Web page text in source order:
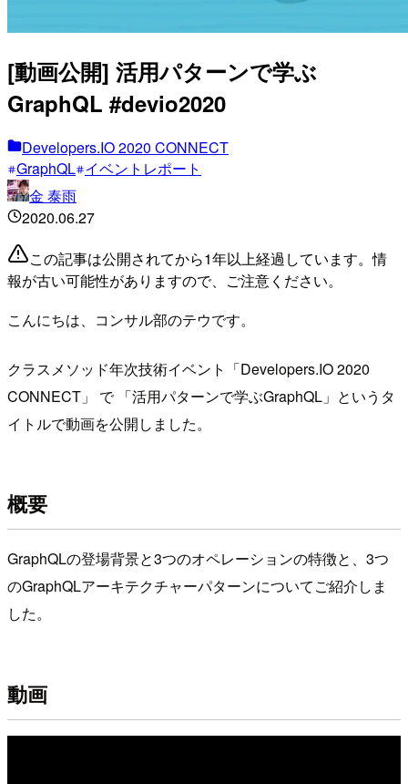
[動画公開] 活用パターンで学ぶ
GraphQL #devio2020
Developers.IO 2020 CONNECT
GraphQL イベントレポート
金 泰雨
2020.06.27
この記事は公開されてから1年以上経過しています。情
報が古い可能性がありますので、ご注意ください。
こんにちは、コンサル部のテウです。
クラスメソッド年次技術イベント「Developers.IO 2020
CONNECT」 で 「活用パターンで学ぶGraphQL」というタ
イトルで動画を公開しました。
概要
GraphQLの登場背景と3つのオペレーションの特徴と、3つ
のGraphQLアーキテクチャーパターンについてご紹介しま
した。
動画